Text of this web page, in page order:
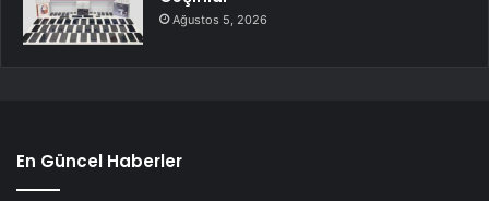
Ağustos 5, 2026
En Güncel Haberler